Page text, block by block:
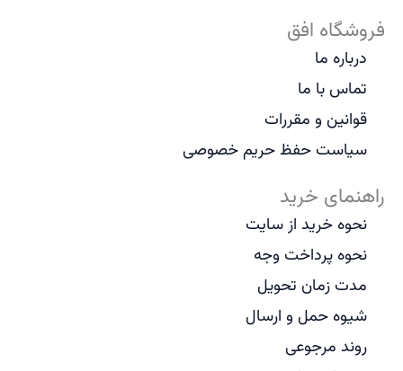
فروشگاه افق
درباره ما
تماس با ما
قوانین و مقررات
سیاست حفظ حریم خصوصی
راهنمای خرید
نحوه خرید از سایت
نحوه پرداخت وجه
مدت زمان تحویل
شیوه حمل و ارسال
روند مرجوعی